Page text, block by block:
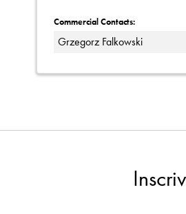
Commercial Contacts:
Grzegorz Falkowski